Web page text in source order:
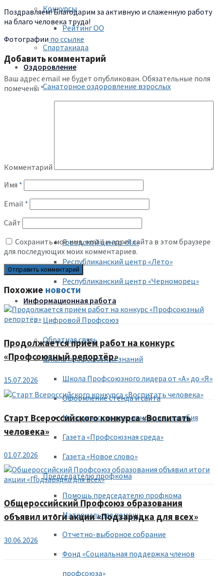
Конкурсы
Рейтинг ОО
Спартакиада
Оздоровление
Санаторное оздоровление взрослых
Городской центр «Ял»
Республиканский центр «Лето»
Республиканский центр «Черноморец»
Информационная работа
Цифровой Профсоюз
Обратная связь
Школа профсоюзных знаний
Школа Профсоюзного лидера от «А» до «Я»
Оформление стенда и сайта
Методические рекомендации, пособия
Газета «Профсоюзная среда»
Газета «Новое слово»
Председателю профкома
Помощь председателю профкома
Материальная помощь
Отчетно-выборное собрание
Фонд «Социальная поддержка членов
профсоюза»
Поздравляем! Благодарим за активную и слаженную работу
на благо человека труда!
Фотографии по ссылке
Добавить комментарий
Ваш адрес email не будет опубликован. Обязательные поля
помечены *
Комментарий
Имя *
Email *
Сайт
Сохранить моё имя, email и адрес сайта в этом браузере
для последующих моих комментариев.
Похожие новости
Продолжается приём работ на конкурс
«Профсоюзный репортёр»
15.07.2026
Старт Всероссийского конкурса «Воспитать
человека»
01.07.2026
Общероссийский Профсоюз образования
объявил итоги акции «Подзарядка для всех»
30.06.2026